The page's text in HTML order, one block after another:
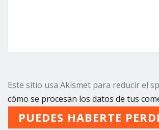
Este sitio usa Akismet para reducir el
cómo se procesan los datos de tus
PUEDES HABERTE